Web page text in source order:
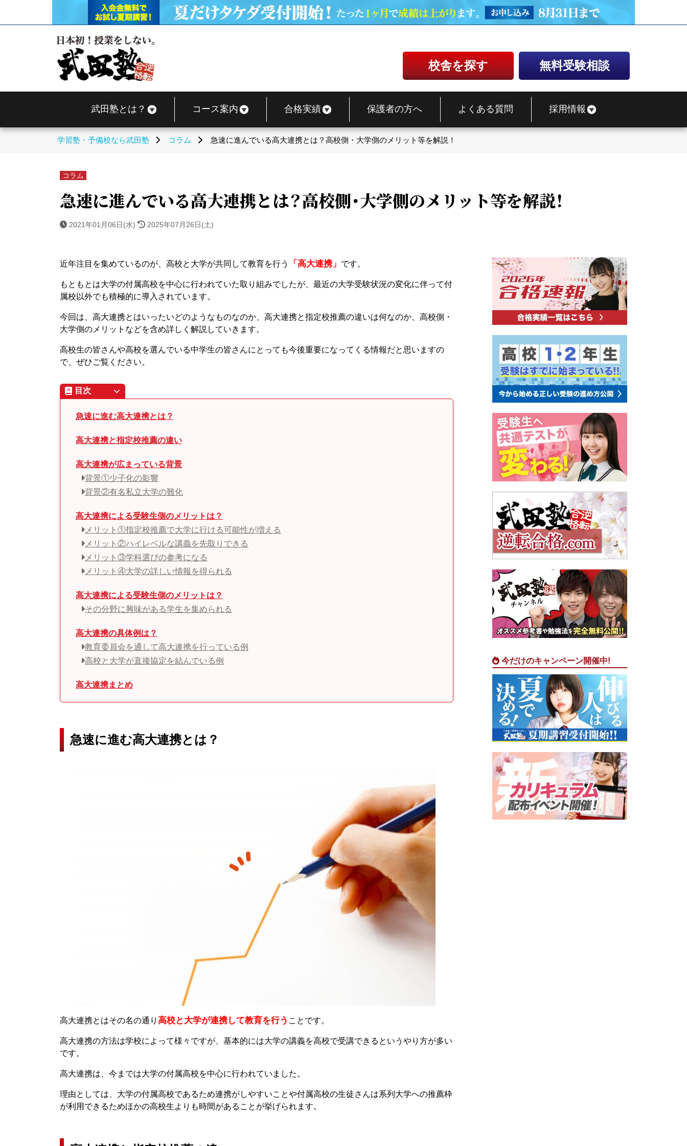
校舎を探す 無料受験相談
武田塾とは？ コース案内 合格実績 保護者の方へ よくある質問 採用情報
学習塾・予備校なら武田塾 コラム 急速に進んでいる高大連携とは？高校側・大学側のメリット等を解説！
コラム
急速に進んでいる高大連携とは？高校側・大学側のメリット等を解説！
2021年01月06日(水) 2025年07月26日(土)
近年注目を集めているのが、高校と大学が共同して教育を行う 「高大連携」 です。
もともとは大学の付属高校を中心に行われていた取り組みでしたが、最近の大学受験状況の変化に伴って付
属校以外でも積極的に導入されています。
今回は、高大連携とはいったいどのようなものなのか、高大連携と指定校推薦の違いは何なのか、高校側・
大学側のメリットなどを含め詳しく解説していきます。
高校生の皆さんや高校を選んでいる中学生の皆さんにとっても今後重要になってくる情報だと思いますの
で、ぜひご覧ください。
目次
急速に進む高大連携とは？
高大連携と指定校推薦の違い
高大連携が広まっている背景
背景①少子化の影響
背景②有名私立大学の難化
高大連携による受験生側のメリットは？
メリット①指定校推薦で大学に行ける可能性が増える
メリット②ハイレベルな講義を先取りできる
メリット③学科選びの参考になる
メリット④大学の詳しい情報を得られる
高大連携による受験生側のメリットは？
その分野に興味がある学生を集められる
高大連携の具体例は？
教育委員会を通して高大連携を行っている例
高校と大学が直接協定を結んでいる例
高大連携まとめ
急速に進む高大連携とは？
高大連携とはその名の通り 高校と大学が連携して教育を行う ことです。
高大連携の方法は学校によって様々ですが、基本的には大学の講義を高校で受講できるというやり方が多い
です。
高大連携は、今までは大学の付属高校を中心に行われていました。
理由としては、大学の付属高校であるため連携がしやすいことや付属高校の生徒さんは系列大学への推薦枠
が利用できるためほかの高校生よりも時間があることが挙げられます。
今だけのキャンペーン開催中!